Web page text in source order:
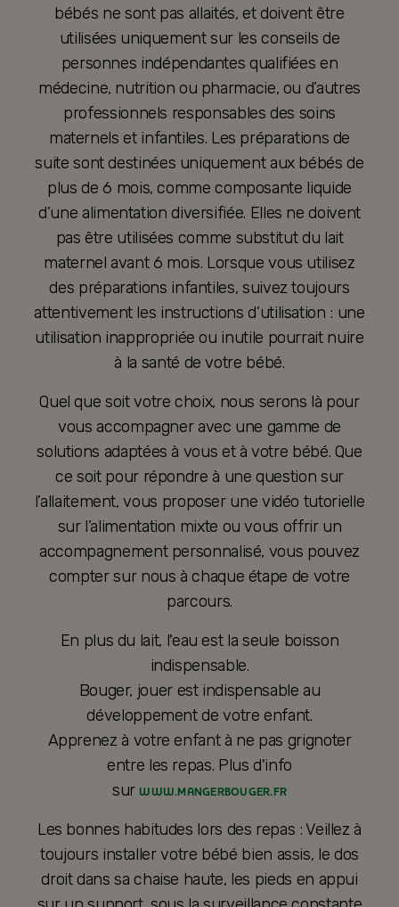
bébés ne sont pas allaités, et doivent être
utilisées uniquement sur les conseils de
personnes indépendantes qualifiées en
médecine, nutrition ou pharmacie, ou d’autres
professionnels responsables des soins
maternels et infantiles. Les préparations de
suite sont destinées uniquement aux bébés de
plus de 6 mois, comme composante liquide
d’une alimentation diversifiée. Elles ne doivent
pas être utilisées comme substitut du lait
maternel avant 6 mois. Lorsque vous utilisez
des préparations infantiles, suivez toujours
attentivement les instructions d’utilisation : une
utilisation inappropriée ou inutile pourrait nuire
à la santé de votre bébé.
Quel que soit votre choix, nous serons là pour
vous accompagner avec une gamme de
solutions adaptées à vous et à votre bébé. Que
ce soit pour répondre à une question sur
l’allaitement, vous proposer une vidéo tutorielle
sur l’alimentation mixte ou vous offrir un
accompagnement personnalisé, vous pouvez
compter sur nous à chaque étape de votre
parcours.
En plus du lait, l'eau est la seule boisson
indispensable.
Bouger, jouer est indispensable au
développement de votre enfant.
Apprenez à votre enfant à ne pas grignoter
entre les repas. Plus d'info
surWWW.MANGERBOUGER.FR
Les bonnes habitudes lors des repas : Veillez à
toujours installer votre bébé bien assis, le dos
droit dans sa chaise haute, les pieds en appui